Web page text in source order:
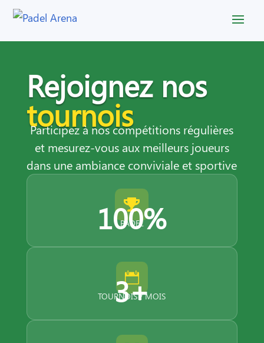
Rejoignez nos
tournois
Participez à nos compétitions régulières
et mesurez-vous aux meilleurs joueurs
dans une ambiance conviviale et sportive

100%
PADEL

3+
TOURNOIS / MOIS